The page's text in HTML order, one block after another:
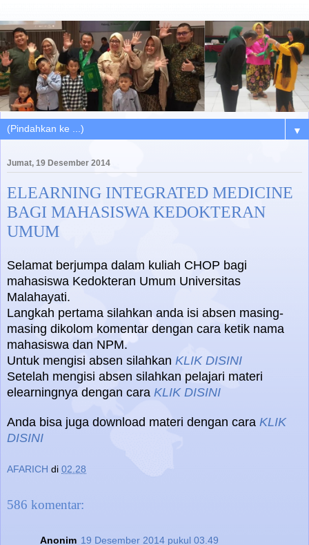
▼
Jumat, 19 Desember 2014
ELEARNING INTEGRATED MEDICINE
BAGI MAHASISWA KEDOKTERAN
UMUM
Selamat berjumpa dalam kuliah CHOP bagi
mahasiswa Kedokteran Umum Universitas
Malahayati.
Langkah pertama silahkan anda isi absen masing-
masing dikolom komentar dengan cara ketik nama
mahasiswa dan NPM.
Untuk mengisi absen silahkan KLIK DISINI
Setelah mengisi absen silahkan pelajari materi
elearningnya dengan cara KLIK DISINI
Anda bisa juga download materi dengan cara KLIK
DISINI
AFARICH di 02.28
586 komentar:
Anonim 19 Desember 2014 pukul 03.49